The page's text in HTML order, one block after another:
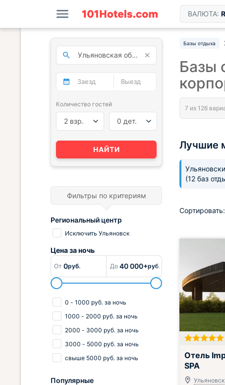
ВАЛЮТА:
Базы отдыха
Базы
Лучшие
(12 баз
Сортировать:
Отель
SPA
Количество гостей
2 взр. 0 дет.
НАЙТИ
Фильтры по критериям
Региональный центр
Исключить Ульяновск
Цена заночь
От 0руб. До 40 000+руб.
0 - 1000 руб. за ночь
1000 - 2000 руб. за ночь
2000 - 3000 руб. за ночь
3000 - 5000 руб. за ночь
свыше 5000 руб. за ночь
Популярные